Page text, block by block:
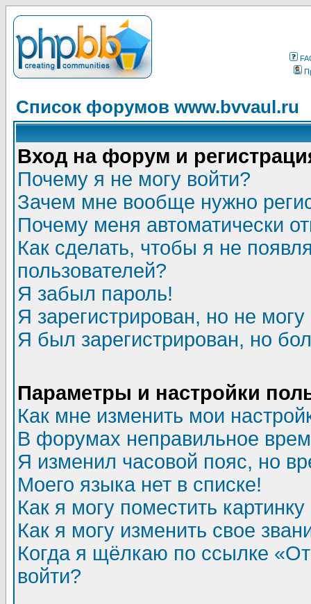
Список форумов www.bvvaul.ru
Вход на форум и
Почему я не могу войти?
Зачем мне вообще нужно
Почему меня автоматически
Как сделать, чтобы я не
пользователей?
Я забыл пароль!
Я зарегистрирован, но не могу
Я был зарегистрирован, но
Параметры и настройки
Как мне изменить мои
В форумах неправильное
Я изменил часовой пояс, но
Моего языка нет в списке!
Как я могу поместить
Как я могу изменить свое
Когда я щёлкаю по ссылке
войти?